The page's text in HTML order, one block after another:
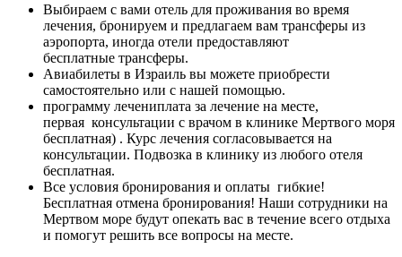
Выбираем с вами отель для проживания во время
лечения, бронируем и предлагаем вам трансферы из
аэропорта, иногда отели предоставляют
бесплатные трансферы.
Авиабилеты в Израиль вы можете приобрести
самостоятельно или с нашей помощью.
программу лечениплата за лечение на месте,
первая консультации с врачом в клинике Мертвого моря
бесплатная) . Курс лечения согласовывается на
консультации. Подвозка в клинику из любого отеля
бесплатная.
Все условия бронирования и оплаты гибкие!
Бесплатная отмена бронирования! Наши сотрудники на
Мертвом море будут опекать вас в течение всего отдыха
и помогут решить все вопросы на месте.